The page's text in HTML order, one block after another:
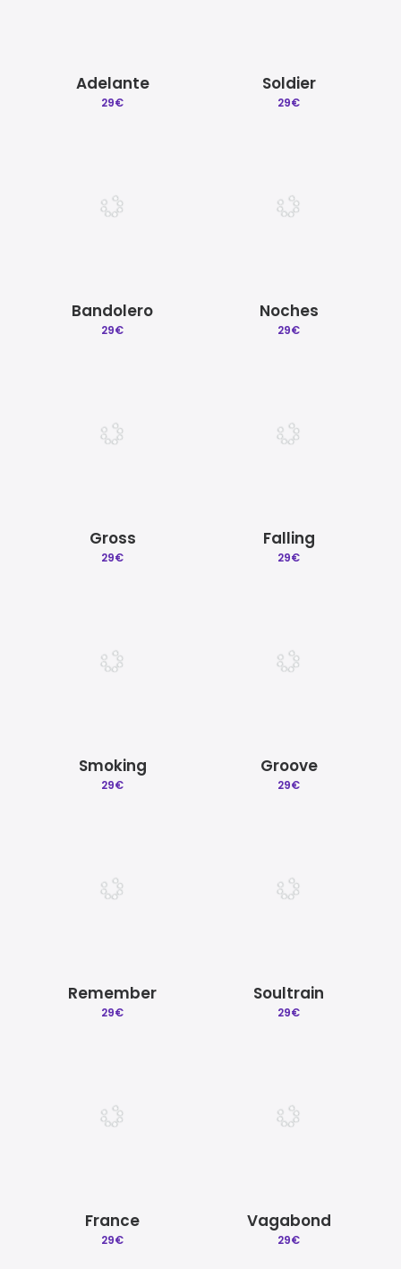
Adelante
29€
Soldier
29€
Bandolero
29€
Noches
29€
Gross
29€
Falling
29€
Smoking
29€
Groove
29€
Remember
29€
Soultrain
29€
France
29€
Vagabond
29€